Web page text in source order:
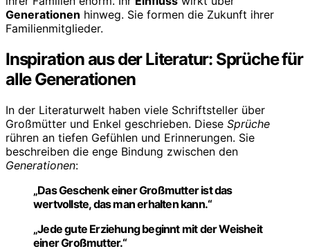
Generationen hinweg. Sie formen die Zukunft ihrer
Familienmitglieder.
Inspiration aus der Literatur: Sprüche für
alle Generationen
In der Literaturwelt haben viele Schriftsteller über
Großmütter und Enkel geschrieben. Diese Sprüche
rühren an tiefen Gefühlen und Erinnerungen. Sie
beschreiben die enge Bindung zwischen den
Generationen:
„Das Geschenk einer Großmutter ist das
wertvollste, das man erhalten kann.“
„Jede gute Erziehung beginnt mit der Weisheit
einer Großmutter.“